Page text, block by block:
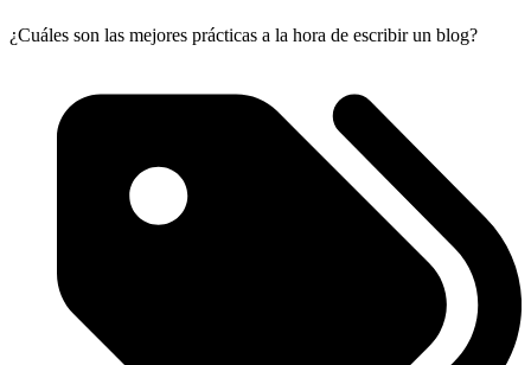
¿Cuáles son las mejores prácticas a la hora de escribir un blog?